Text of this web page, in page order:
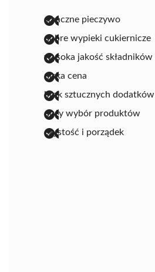
smaczne pieczywo
dobre wypieki cukiernicze
wysoka jakość składników
niska cena
brak sztucznych dodatków
duży wybór produktów
czystość i porządek